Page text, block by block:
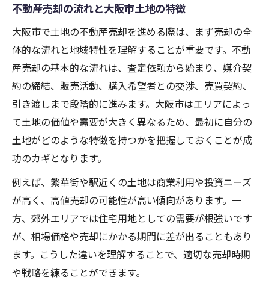
建築条件なし土地の人気と相場への影響
今注目の大阪市土地売却タイミング分析
不動産売却で相場高騰期を見極める方法
建築条件なしの土地売却ポイント
建築条件なし土地の不動産売却魅力とは
大阪市で人気の建築条件なし土地解説
自由設計の強みを活かした売却方法
不動産売却時の土地活用と価値向上策
大阪市土地100坪超の売却成功ポイント
高く売るための不動産売却の知恵
不動産売却で高値を狙う大阪市土地戦略
大阪市土地の相場分析で価格設定を最適化
激安土地との違いを明確に伝える方法
不動産売却で信頼される交渉術の実践
不動産売却の流れと大阪市土地の特徴
大阪市で土地の不動産売却を進める際は、まず売却の全
体的な流れと地域特性を理解することが重要です。不動
産売却の基本的な流れは、査定依頼から始まり、媒介契
約の締結、販売活動、購入希望者との交渉、売買契約、
引き渡しまで段階的に進みます。大阪市はエリアによっ
て土地の価値や需要が大きく異なるため、最初に自分の
土地がどのような特徴を持つかを把握しておくことが成
功のカギとなります。
例えば、繁華街や駅近くの土地は商業利用や投資ニーズ
が高く、高値売却の可能性が高い傾向があります。一
方、郊外エリアでは住宅用地としての需要が根強いです
が、相場価格や売却にかかる期間に差が出ることもあり
ます。こうした違いを理解することで、適切な売却時期
や戦略を練ることができます。